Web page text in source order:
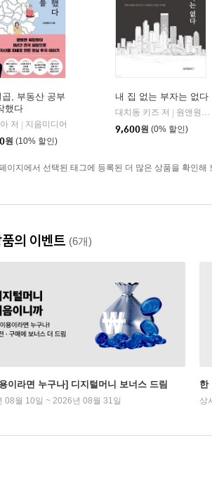
곱, 부동산 공부
했다
저 | 지음미디어
원 (10% 할인)
내 집 없는 부자는 없다
대치동 키즈 저 | 원앤원북스
9,600원 (0% 할인)
이지에서 선택된 태그에 등록된 더 많은 상품을 확인해
의 이벤트 (6개)
이라면 누구나] 디지털머니 보너스 드림
08월 10일 ~ 2026년 08월 31일
한
상